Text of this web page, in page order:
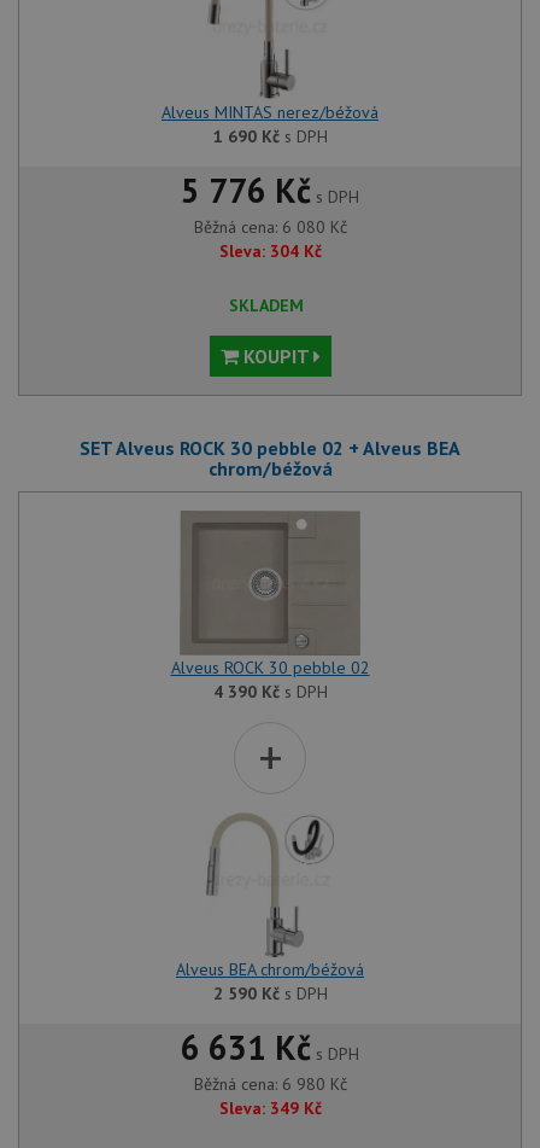
Alveus MINTAS nerez/béžová
1 690 Kčs DPH
5 776 Kč s DPH
Běžná cena: 6 080 Kč
Sleva: 304 Kč
SKLADEM
KOUPIT
SET Alveus ROCK 30 pebble 02 + Alveus BEA
chrom/béžová
Alveus ROCK 30 pebble 02
4 390 Kčs DPH
+
Alveus BEA chrom/béžová
2 590 Kčs DPH
6 631 Kč s DPH
Běžná cena: 6 980 Kč
Sleva: 349 Kč